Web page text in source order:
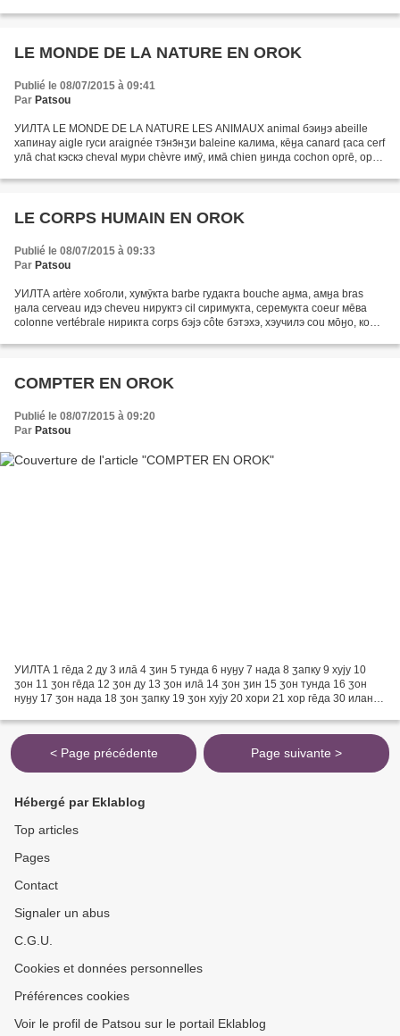
LE MONDE DE LA NATURE EN OROK
Publié le 08/07/2015 à 09:41
Par Patsou
УИЛТА LE MONDE DE LA NATURE LES ANIMAUX animal бэиӈэ abeille
хапинау aigle гуси araignée тэ̄нэ̄нӡи baleine калима, кēӈа canard ӷаса cerf
улā chat кэскэ cheval мури chèvre имӯ, имā chien ӈинда cochon оргē, орги,
LE CORPS HUMAIN EN OROK
Publié le 08/07/2015 à 09:33
Par Patsou
УИЛТА artère хобголи, хумӯкта barbe гудакта bouche аӈма, амӈа bras
ӈала cerveau идэ cheveu нируктэ cil сиримукта, серемукта coeur мēва
colonne vertébrale нирикта corps бэјэ côte бэтэхэ, хэучилэ cou мōӈо, коӡи
COMPTER EN OROK
Publié le 08/07/2015 à 09:20
Par Patsou
УИЛТА 1 гēда 2 ду 3 илā 4 ӡин 5 тунда 6 нуӈу 7 нада 8 ӡапку 9 хују 10
ӡон 11 ӡон гēда 12 ӡон ду 13 ӡон илā 14 ӡон ӡин 15 ӡон тунда 16 ӡон
нуӈу 17 ӡон нада 18 ӡон ӡапку 19 ӡон хују 20 хори 21 хор гēда 30 иландō
< Page précédente Page suivante >
Hébergé par Eklablog
Top articles
Pages
Contact
Signaler un abus
C.G.U.
Cookies et données personnelles
Préférences cookies
Voir le profil de Patsou sur le portail Eklablog